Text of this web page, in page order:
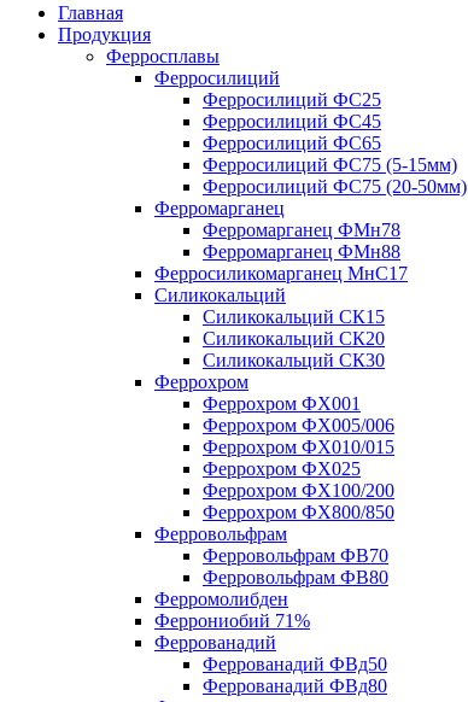
Главная
Продукция
Ферросплавы
Ферросилиций
Ферросилиций ФС25
Ферросилиций ФС45
Ферросилиций ФС65
Ферросилиций ФС75 (5-15мм)
Ферросилиций ФС75 (20-50мм)
Ферромарганец
Ферромарганец ФМн78
Ферромарганец ФМн88
Ферросиликомарганец МнС17
Силикокальций
Силикокальций СК15
Силикокальций СК20
Силикокальций СК30
Феррохром
Феррохром ФХ001
Феррохром ФХ005/006
Феррохром ФХ010/015
Феррохром ФХ025
Феррохром ФХ100/200
Феррохром ФХ800/850
Ферровольфрам
Ферровольфрам ФВ70
Ферровольфрам ФВ80
Ферромолибден
Феррониобий 71%
Феррованадий
Феррованадий ФВд50
Феррованадий ФВд80